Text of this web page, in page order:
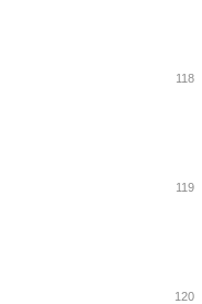
118
119
120